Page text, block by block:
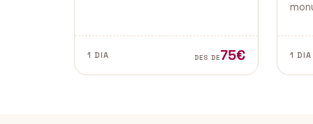
del Nadal.
1 DIA DES DE75€ 1 DIA